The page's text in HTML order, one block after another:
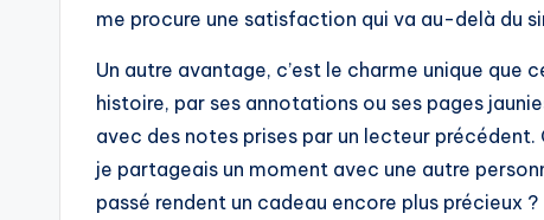
me procure une satisfaction qui va au-delà du
Un autre avantage, c’est le charme unique
histoire, par ses annotations ou ses pages
avec des notes prises par un lecteur
je partageais un moment avec une autre
passé rendent un cadeau encore plus précieux ?